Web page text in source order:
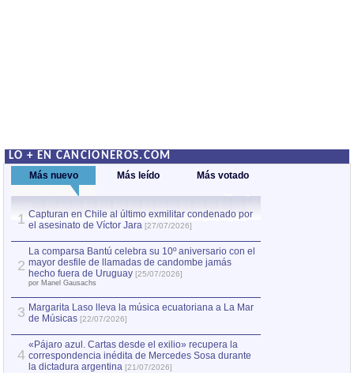
LO + EN CANCIONEROS.COM
Más nuevo Más leído Más votado
1 Capturan en Chile al último exmilitar condenado por
el asesinato de Víctor Jara [27/07/2026]
2
La comparsa Bantú celebra su 10º aniversario con el
mayor desfile de llamadas de candombe jamás
hecho fuera de Uruguay [25/07/2026]
por Manel Gausachs
3 Margarita Laso lleva la música ecuatoriana a La Mar
de Músicas [22/07/2026]
4
«Pájaro azul. Cartas desde el exilio» recupera la
correspondencia inédita de Mercedes Sosa durante
la dictadura argentina [21/07/2026]